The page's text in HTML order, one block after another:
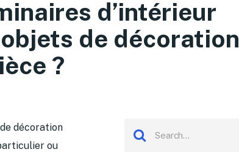
d’intérieur
de décoration
?
décoration
ou